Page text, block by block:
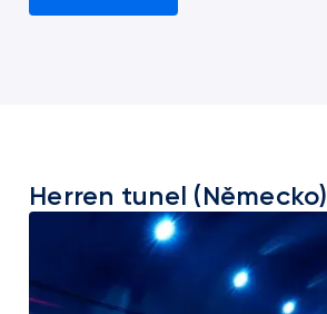
Herren tunel (Německo)